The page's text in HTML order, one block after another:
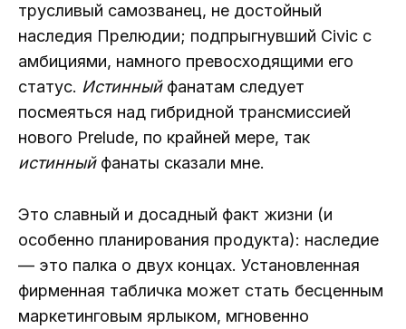
трусливый самозванец, не достойный
наследия Прелюдии; подпрыгнувший Civic с
амбициями, намного превосходящими его
статус. Истинныйфанатам следует
посмеяться над гибридной трансмиссией
нового Prelude, по крайней мере, так
истинныйфанаты сказали мне.
Это славный и досадный факт жизни (и
особенно планирования продукта): наследие
— это палка о двух концах. Установленная
фирменная табличка может стать бесценным
маркетинговым ярлыком, мгновенно